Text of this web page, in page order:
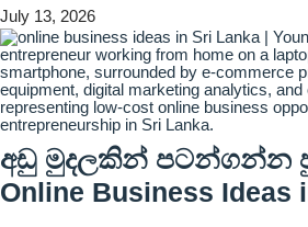
July 13, 2026
අඩු මුදලකින් පටන්ගන්න
Online Business Ideas